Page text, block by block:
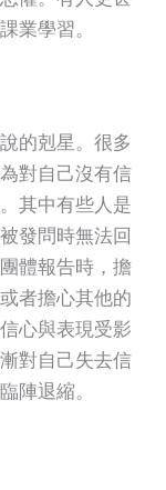
業學習。
的剋星。很多
對自己沒有信
其中有些人是
發問時無法回
體報告時，擔
者擔心其他的
心與表現受影
對自己失去信
陣退縮。